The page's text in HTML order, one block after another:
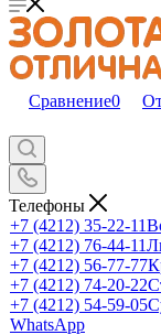
Сравнение0
Телефоны
+7 (4212) 35-22-11
+7 (4212) 76-44-11
+7 (4212) 56-77-77
+7 (4212) 74-20-22
+7 (4212) 54-59-05
WhatsApp